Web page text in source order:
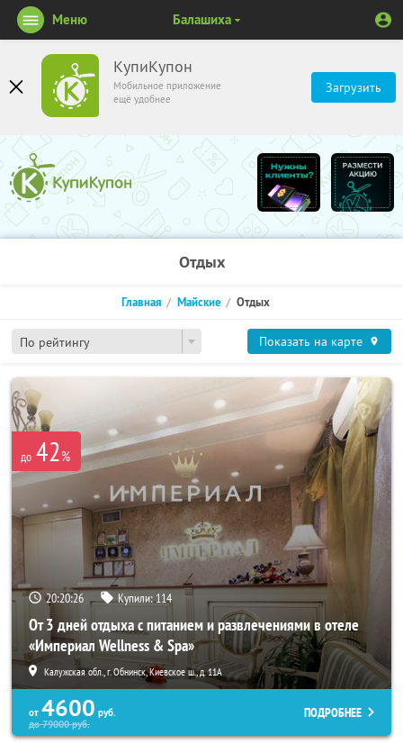
КупиКупон
Мобильное приложение
ещё удобнее
Загрузить
Меню Балашиха
Отдых
По рейтингу
Главная Майские Отдых
Показать на карте
до 42%
20:20:25 Купили:114
От 3 дней отдыха с питанием и развлечениями в отеле
«Империал Wellness & Spa»
Калужская обл., г. Обнинск, Киевское ш., д. 11А
от 4600 руб.
до79000руб.
ПОДРОБНЕЕ